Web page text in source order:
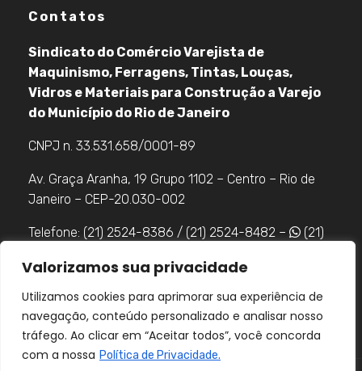
Valorizamos sua privacidade
Utilizamos cookies para aprimorar sua experiência de
navegação, conteúdo personalizado e analisar nosso
tráfego. Ao clicar em “Aceitar todos”, você concorda
com a nossa Política de Privacidade.
Contatos
Sindicato do Comércio Varejista de
Maquinismo, Ferragens, Tintas, Louças,
Vidros e Materiais para Construção a Varejo
do Município do Rio de Janeiro
CNPJ n. 33.531.658/0001-89
Av. Graça Aranha, 19 Grupo 1102 – Centro – Rio de
Janeiro – CEP-20.030-002
Telefone: (21) 2524-8386 / (21) 2524-8482 –
(21)